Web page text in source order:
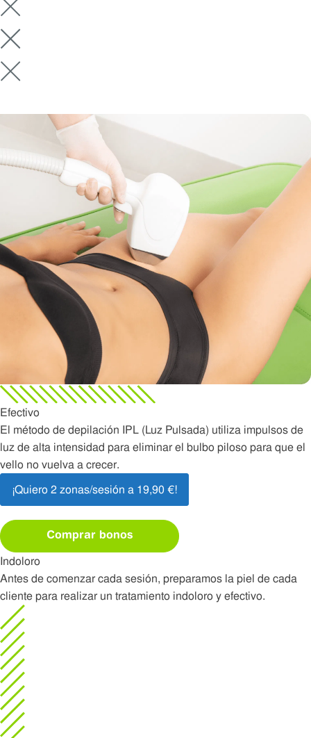
Efectivo
El método de depilación IPL (Luz Pulsada) utiliza impulsos de
luz de alta intensidad para eliminar el bulbo piloso para que el
vello no vuelva a crecer.
¡Quiero 2 zonas/sesión a 19,90 €!
Comprar bonos
Indoloro
Antes de comenzar cada sesión, preparamos la piel de cada
cliente para realizar un tratamiento indoloro y efectivo.